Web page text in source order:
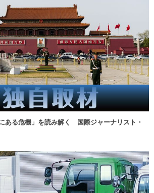
ある危機」を読み解く 国際ジャーナリスト・